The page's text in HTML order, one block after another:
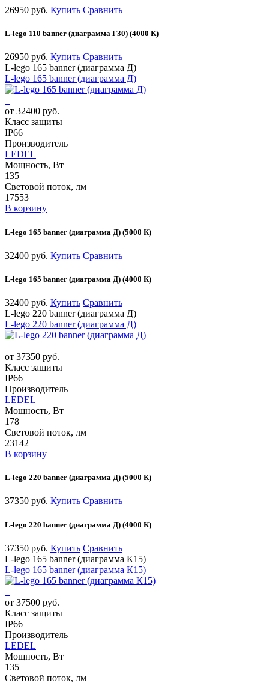
26950 руб. Купить Сравнить
L-lego 110 banner (диаграмма Г30) (4000 К)
26950 руб. Купить Сравнить
L-lego 165 banner (диаграмма Д)
L-lego 165 banner (диаграмма Д)
от 32400 руб.
Класс защиты
IP66
Производитель
LEDEL
Мощность, Вт
135
Световой поток, лм
17553
В корзину
L-lego 165 banner (диаграмма Д) (5000 К)
32400 руб. Купить Сравнить
L-lego 165 banner (диаграмма Д) (4000 К)
32400 руб. Купить Сравнить
L-lego 220 banner (диаграмма Д)
L-lego 220 banner (диаграмма Д)
от 37350 руб.
Класс защиты
IP66
Производитель
LEDEL
Мощность, Вт
178
Световой поток, лм
23142
В корзину
L-lego 220 banner (диаграмма Д) (5000 К)
37350 руб. Купить Сравнить
L-lego 220 banner (диаграмма Д) (4000 К)
37350 руб. Купить Сравнить
L-lego 165 banner (диаграмма К15)
L-lego 165 banner (диаграмма К15)
от 37500 руб.
Класс защиты
IP66
Производитель
LEDEL
Мощность, Вт
135
Световой поток, лм